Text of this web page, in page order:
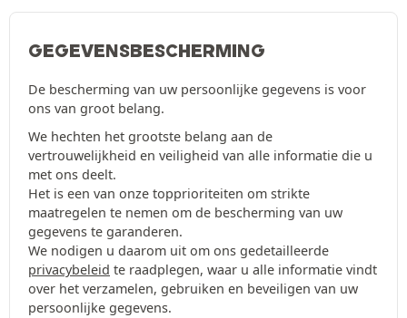
GEGEVENSBESCHERMING
De bescherming van uw persoonlijke gegevens is voor
ons van groot belang.
We hechten het grootste belang aan de
vertrouwelijkheid en veiligheid van alle informatie die u
met ons deelt.
Het is een van onze topprioriteiten om strikte
maatregelen te nemen om de bescherming van uw
gegevens te garanderen.
We nodigen u daarom uit om ons gedetailleerde
privacybeleid te raadplegen, waar u alle informatie vindt
over het verzamelen, gebruiken en beveiligen van uw
persoonlijke gegevens.